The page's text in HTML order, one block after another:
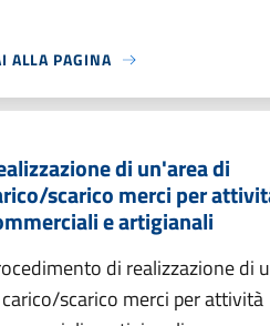
ALLA PAGINA
di un'area di
scarico merci per
e artigianali
di realizzazione di
scarico merci per attività